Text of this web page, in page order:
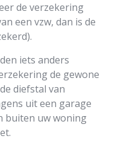
de verzekering
een vzw, dan is de
iets anders
de gewone
diefstal van
uit een garage
buiten uw woning